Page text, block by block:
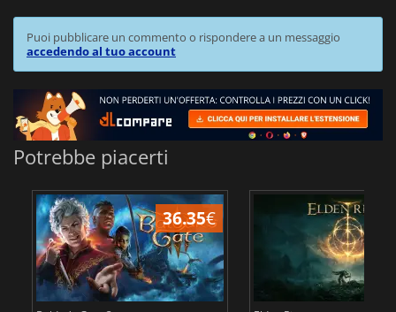
Puoi pubblicare un commento o rispondere a un messaggio
accedendo al tuo account
Potrebbe piacerti
36.35€